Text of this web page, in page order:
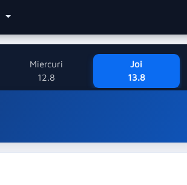
Miercuri
12.8
Joi
13.8